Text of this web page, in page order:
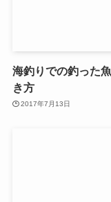
海釣りでの釣った
き方
2017年7月13日